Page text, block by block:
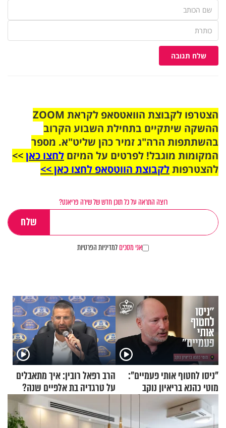
שלח תגובה
הצטרפו לקבוצת הוואטסאפ לקראת ZOOM
ההשקה שיתקיים בתחילת השבוע הקרוב
בהשתתפות הרה"ג זמיר כהן שליט"א. מספר
המקומות מוגבל! לפרטים על המיזם לחצו כאן>>
להצטרפותלקבוצת הווטסאפ לחצו כאן >>
רוצה התראה על כל תוכן חדש של שירה פריאנט?
אני מסכיםלמדיניות הפרטיות
"ניסו לחטוף אותי פעמיים":
מוטי כהנא בריאיון נוקב
הרב רפאל רובין: איך מתאבלים
על טרגדיה בת אלפיים שנה?